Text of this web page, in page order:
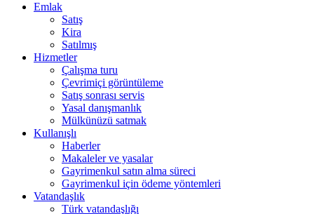
Emlak
Satış
Kira
Satılmış
Hizmetler
Çalışma turu
Çevrimiçi görüntüleme
Satış sonrası servis
Yasal danışmanlık
Mülkünüzü satmak
Kullanışlı
Haberler
Makaleler ve yasalar
Gayrimenkul satın alma süreci
Gayrimenkul için ödeme yöntemleri
Vatandaşlık
Türk vatandaşlığı